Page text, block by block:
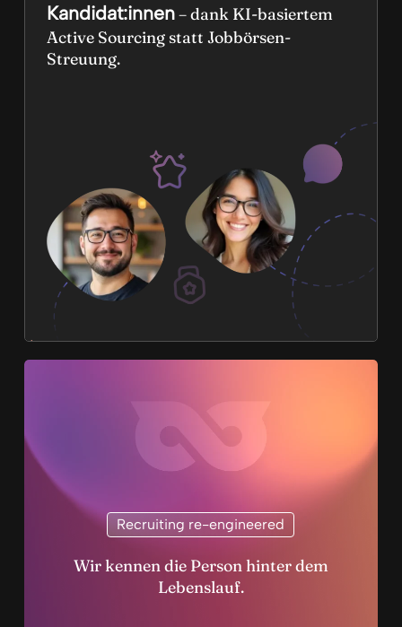
Kandidat:innen– dank KI-basiertem
Active Sourcing statt Jobbörsen-
Streuung.
Recruiting re-engineered
Wir kennen die Person hinter dem
Lebenslauf.